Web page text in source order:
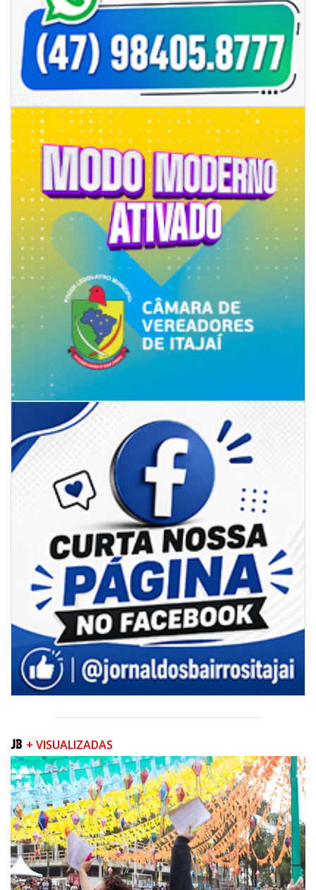
06/08/2026 | 18:28
Ciclone-bomba se forma sobre o oceano, mas Santa Catarina terá
impactos provocados pela frente fria e pelo vento Sul
ITAPEMA
06/08/2026 | 07:00
Secretaria de Cultura retoma oficinas culturais com diversas
modalidades para a comunidade
BALNEÁRIO CAMBORIÚ
06/08/2026 | 07:00
Inscrições para a exploração da gastronomia do 14º Acampamento
Farroupilha estão abertas
CAMBORIÚ
+ VISUALIZADAS